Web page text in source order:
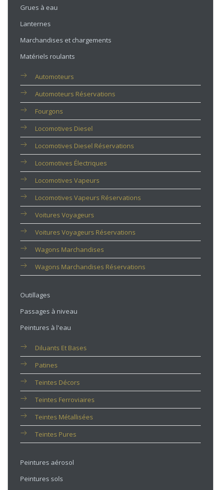
Grues à eau
Lanternes
Marchandises et chargements
Matériels roulants
Automoteurs
Automoteurs Réservations
Fourgons
Locomotives Diesel
Locomotives Diesel Réservations
Locomotives Électriques
Locomotives Vapeurs
Locomotives Vapeurs Réservations
Voitures Voyageurs
Voitures Voyageurs Réservations
Wagons Marchandises
Wagons Marchandises Réservations
Outillages
Passages à niveau
Peintures à l'eau
Diluants Et Bases
Patines
Teintes Décors
Teintes Ferroviaires
Teintes Métallisées
Teintes Pures
Peintures aérosol
Peintures sols